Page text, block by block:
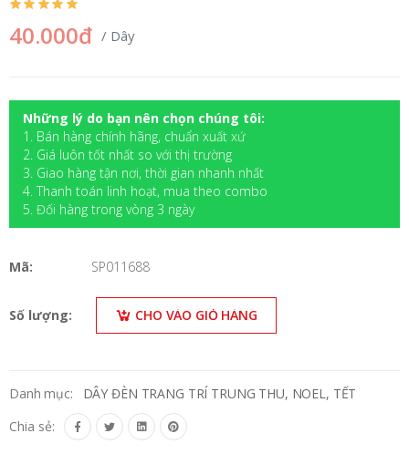
40.000đ / Dây
Những lý do bạn nên chọn chúng tôi:
1. Bán hàng chính hãng, chuẩn xuất xứ
2. Giá luôn tốt nhất so với thị trường
3. Giao hàng tận nơi, thời gian nhanh nhất
4. Thanh toán linh hoạt, mua theo combo
5. Đối hàng trong vòng 3 ngày
Mã: SP011688
Số lượng: CHO VÀO GIỎ HÀNG
Danh mục:
DÂY ĐÈN TRANG TRÍ TRUNG THU, NOEL, TẾT
Chia sẻ: